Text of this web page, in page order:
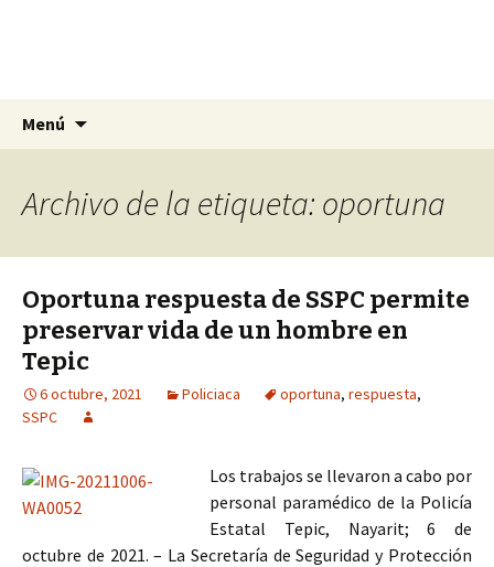
La Yunta de Tepic
La nueva opción en información
Menú
Archivo de la etiqueta: oportuna
Oportuna respuesta de SSPC permite
preservar vida de un hombre en
Tepic
6 octubre, 2021 Policiaca oportuna, respuesta,
SSPC
Los trabajos se llevaron a cabo por
personal paramédico de la Policía
Estatal Tepic, Nayarit; 6 de
octubre de 2021. – La Secretaría de Seguridad y Protección